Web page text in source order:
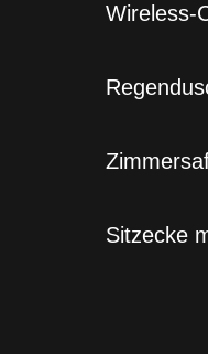
Wireless-
Sitzecke